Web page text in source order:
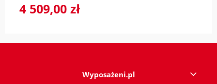
4 509,00 zł
Wyposażeni.pl